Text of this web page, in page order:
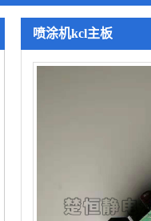
喷涂机kcl主板